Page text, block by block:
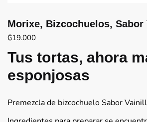
Morixe, Bizcochuelos, Sabor
₲19.000
Tus tortas, ahora
esponjosas
Premezcla de bizcochuelo Sabor